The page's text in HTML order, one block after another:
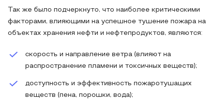
Так же было подчеркнуто, что наиболее критическими
факторами, влияющими на успешное тушение пожара на
объектах хранения нефти и нефтепродуктов, являются:
скорость и направление ветра (влияют на
распространение пламени и токсичных веществ);
доступность и эффективность пожаротушащих
веществ (пена, порошки, вода);